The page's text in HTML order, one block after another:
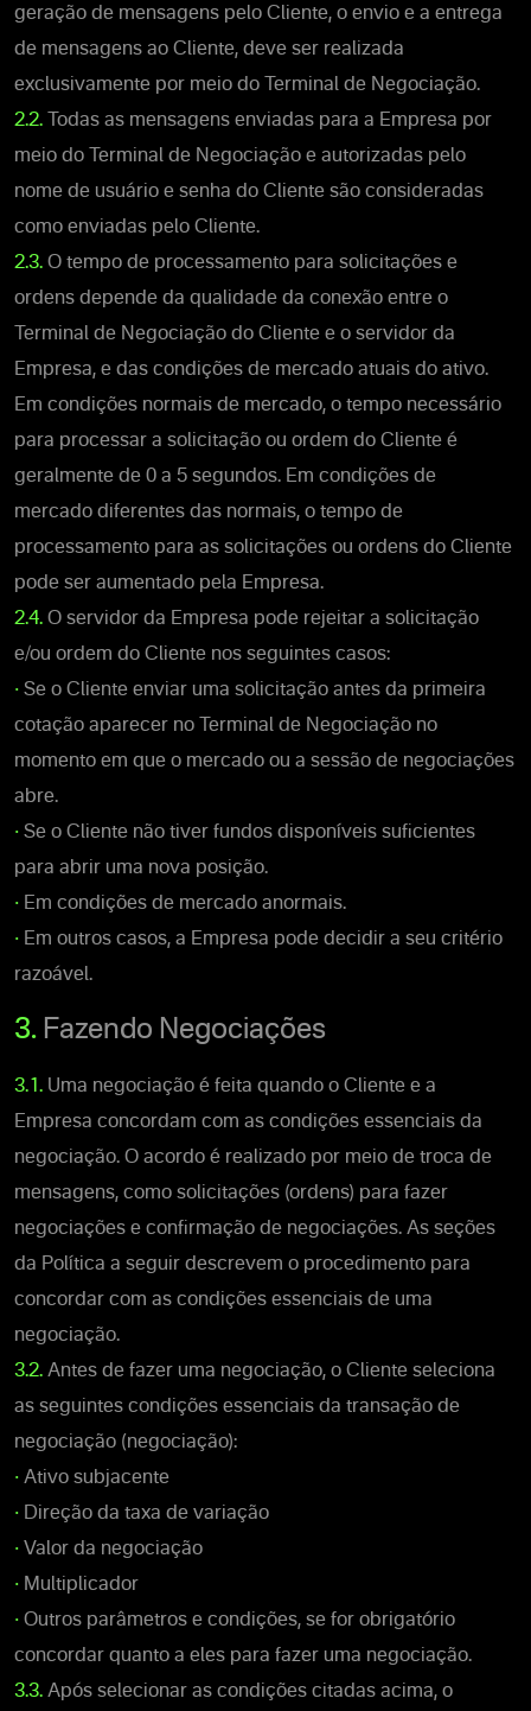
geração de mensagens pelo Cliente, o envio e a entrega
de mensagens ao Cliente, deve ser realizada
exclusivamente por meio do Terminal de Negociação.
2.2. Todas as mensagens enviadas para a Empresa por
meio do Terminal de Negociação e autorizadas pelo
nome de usuário e senha do Cliente são consideradas
como enviadas pelo Cliente.
2.3. O tempo de processamento para solicitações e
ordens depende da qualidade da conexão entre o
Terminal de Negociação do Cliente e o servidor da
Empresa, e das condições de mercado atuais do ativo.
Em condições normais de mercado, o tempo necessário
para processar a solicitação ou ordem do Cliente é
geralmente de 0 a 5 segundos. Em condições de
mercado diferentes das normais, o tempo de
processamento para as solicitações ou ordens do Cliente
pode ser aumentado pela Empresa.
2.4. O servidor da Empresa pode rejeitar a solicitação
e/ou ordem do Cliente nos seguintes casos:
• Se o Cliente enviar uma solicitação antes da primeira
cotação aparecer no Terminal de Negociação no
momento em que o mercado ou a sessão de negociações
abre.
• Se o Cliente não tiver fundos disponíveis suficientes
para abrir uma nova posição.
• Em condições de mercado anormais.
• Em outros casos, a Empresa pode decidir a seu critério
razoável.
3. Fazendo Negociações
3.1. Uma negociação é feita quando o Cliente e a
Empresa concordam com as condições essenciais da
negociação. O acordo é realizado por meio de troca de
mensagens, como solicitações (ordens) para fazer
negociações e confirmação de negociações. As seções
da Política a seguir descrevem o procedimento para
concordar com as condições essenciais de uma
negociação.
3.2. Antes de fazer uma negociação, o Cliente seleciona
as seguintes condições essenciais da transação de
negociação (negociação):
• Ativo subjacente
• Direção da taxa de variação
• Valor da negociação
• Multiplicador
• Outros parâmetros e condições, se for obrigatório
concordar quanto a eles para fazer uma negociação.
3.3. Após selecionar as condições citadas acima, o